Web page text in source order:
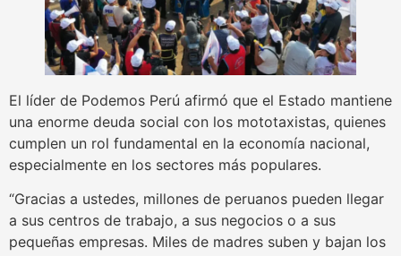
El líder de Podemos Perú afirmó que el Estado mantiene
una enorme deuda social con los mototaxistas, quienes
cumplen un rol fundamental en la economía nacional,
especialmente en los sectores más populares.
“Gracias a ustedes, millones de peruanos pueden llegar
a sus centros de trabajo, a sus negocios o a sus
pequeñas empresas. Miles de madres suben y bajan los